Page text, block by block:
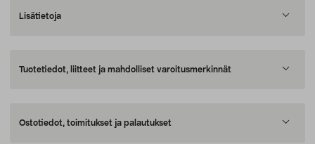
Lisätietoja
Tuotetiedot, liitteet ja mahdolliset varoitusmerkinnät
Ostotiedot, toimitukset ja palautukset